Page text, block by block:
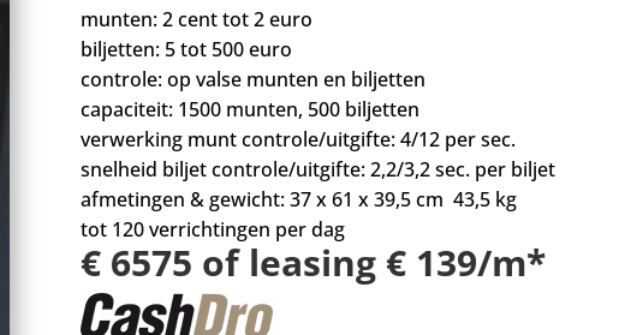
munten: 2 cent tot 2 euro
biljetten: 5 tot 500 euro
controle: op valse munten en biljetten
capaciteit: 1500 munten, 500 biljetten
verwerking munt controle/uitgifte: 4/12 per sec.
snelheid biljet controle/uitgifte: 2,2/3,2 sec. per biljet
afmetingen & gewicht: 37 x 61 x 39,5 cm 43,5 kg
tot 120 verrichtingen per dag
€ 6575 of leasing € 139/m*